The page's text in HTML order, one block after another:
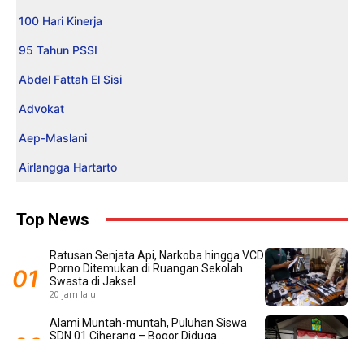
100 Hari Kinerja
95 Tahun PSSI
Abdel Fattah El Sisi
Advokat
Aep-Maslani
Airlangga Hartarto
Top News
Ratusan Senjata Api, Narkoba hingga VCD
Porno Ditemukan di Ruangan Sekolah
Swasta di Jaksel
20 jam lalu
Alami Muntah-muntah, Puluhan Siswa
SDN 01 Ciherang – Bogor Diduga